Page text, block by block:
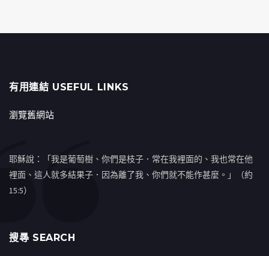
有用連結 USEFUL LINKS
瀏覽舊網站
耶穌說：「我是葡萄樹、你們是枝子．常在我裡面的、我也常在他
裡面、這人就多結果子．因為離了我、你們就不能作甚麼。」（約
15:5）
搜㝷 SEARCH